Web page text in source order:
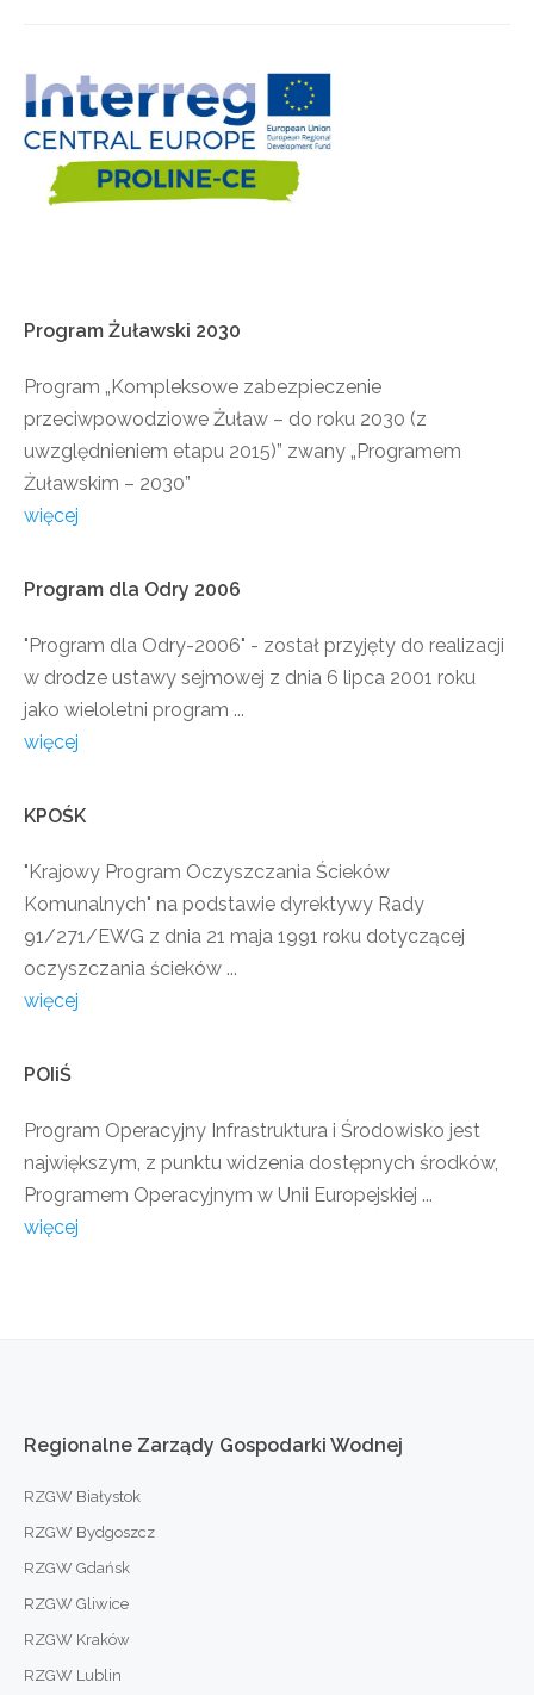
Program Żuławski 2030
Program „Kompleksowe zabezpieczenie
przeciwpowodziowe Żuław – do roku 2030 (z
uwzględnieniem etapu 2015)” zwany „Programem
Żuławskim – 2030”
więcej
Program dla Odry 2006
"Program dla Odry-2006" - został przyjęty do realizacji
w drodze ustawy sejmowej z dnia 6 lipca 2001 roku
jako wieloletni program ...
więcej
KPOŚK
"Krajowy Program Oczyszczania Ścieków
Komunalnych" na podstawie dyrektywy Rady
91/271/EWG z dnia 21 maja 1991 roku dotyczącej
oczyszczania ścieków ...
więcej
POIiŚ
Program Operacyjny Infrastruktura i Środowisko jest
największym, z punktu widzenia dostępnych środków,
Programem Operacyjnym w Unii Europejskiej ...
więcej
Regionalne Zarządy Gospodarki Wodnej
RZGW Białystok
RZGW Bydgoszcz
RZGW Gdańsk
RZGW Gliwice
RZGW Kraków
RZGW Lublin